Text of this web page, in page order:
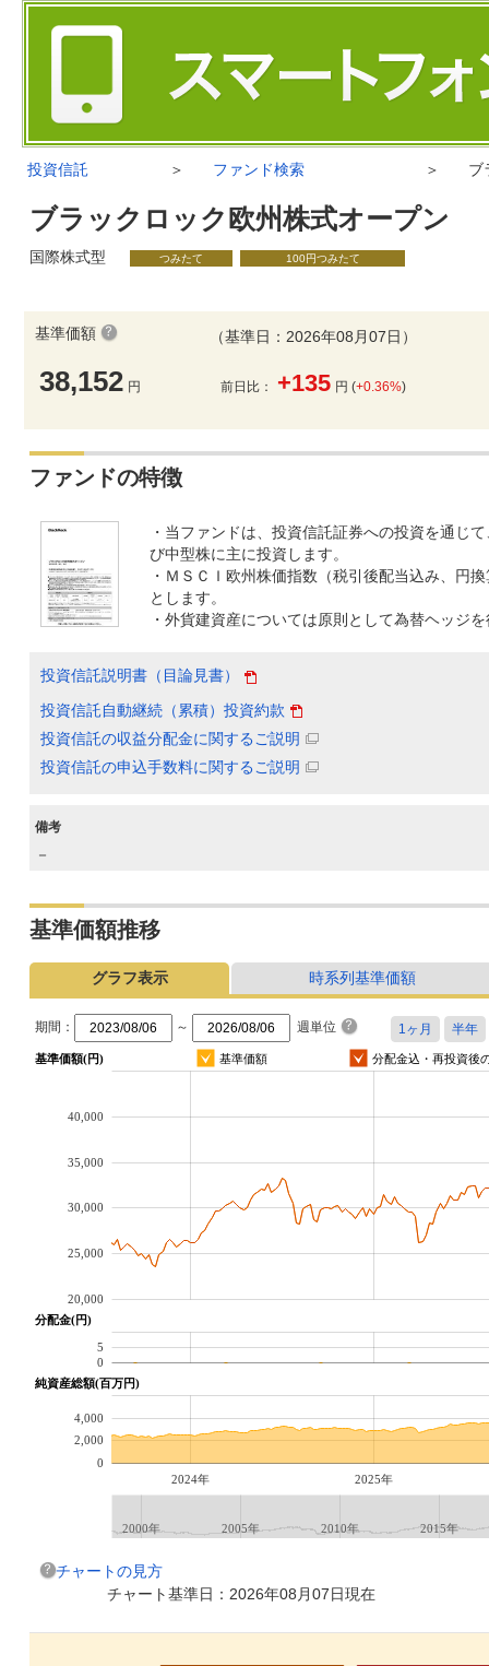
投資信託 ＞ ファンド検索 ＞ ブ
ブラックロック欧州株式オープン
国際株式型 つみたて 100円つみたて
基準価額
38,152 円
（基準日：2026年08月07日）
前日比： +135 円 (+0.36%)
ファンドの特徴
・当ファンドは、投資信託証券への投資を通じ
び中型株に主に投資します。
・ＭＳＣＩ欧州株価指数（税引後配当込み、円
とします。
・外貨建資産については原則として為替ヘッジ
投資信託説明書（目論見書）
投資信託自動継続（累積）投資約款
投資信託の収益分配金に関するご説明
投資信託の申込手数料に関するご説明
備考
－
基準価額推移
グラフ表示 時系列基準価額
期間： ～ 週単位
基準価額(円) 基準価額 分配金込・再投資後
20,000
25,000
30,000
35,000
40,000
分配金(円)
0
5
純資産総額(百万円)
2024年 2025年
0
2,000
4,000
2000年 2005年 2010年 2015年
チャートの見方
チャート基準日：2026年08月07日現在